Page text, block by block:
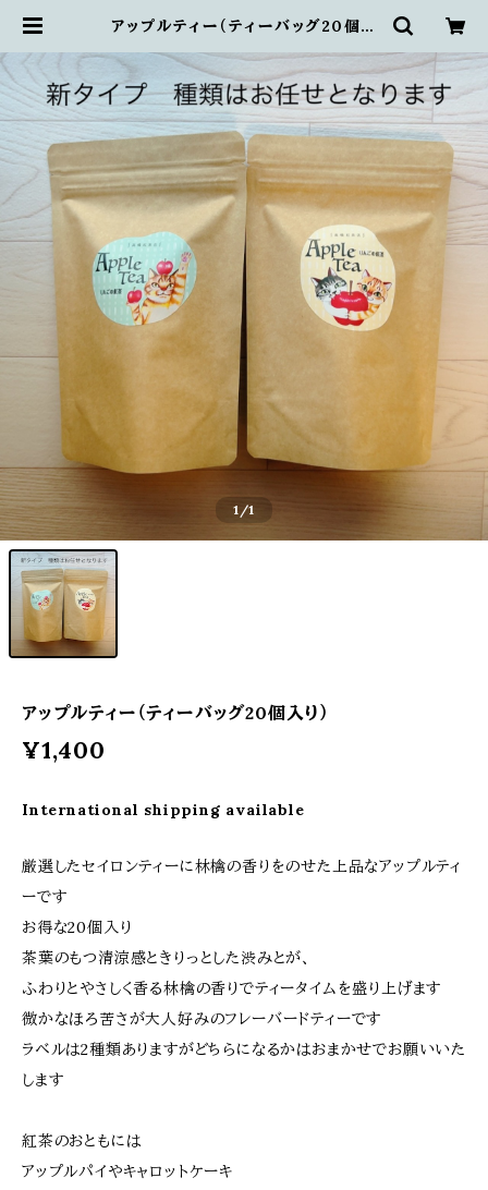
アップルティー（ティーバッグ20個入
1 /1
アップルティー（ティーバッグ20個入り）
¥1,400
International shipping available
厳選したセイロンティーに林檎の香りをのせた上品なアップルティ
ーです
お得な20個入り
茶葉のもつ清涼感ときりっとした渋みとが、
ふわりとやさしく香る林檎の香りでティータイムを盛り上げます
微かなほろ苦さが大人好みのフレーバードティーです
ラベルは2種類ありますがどちらになるかはおまかせでお願いいた
します
紅茶のおともには
アップルパイやキャロットケーキ